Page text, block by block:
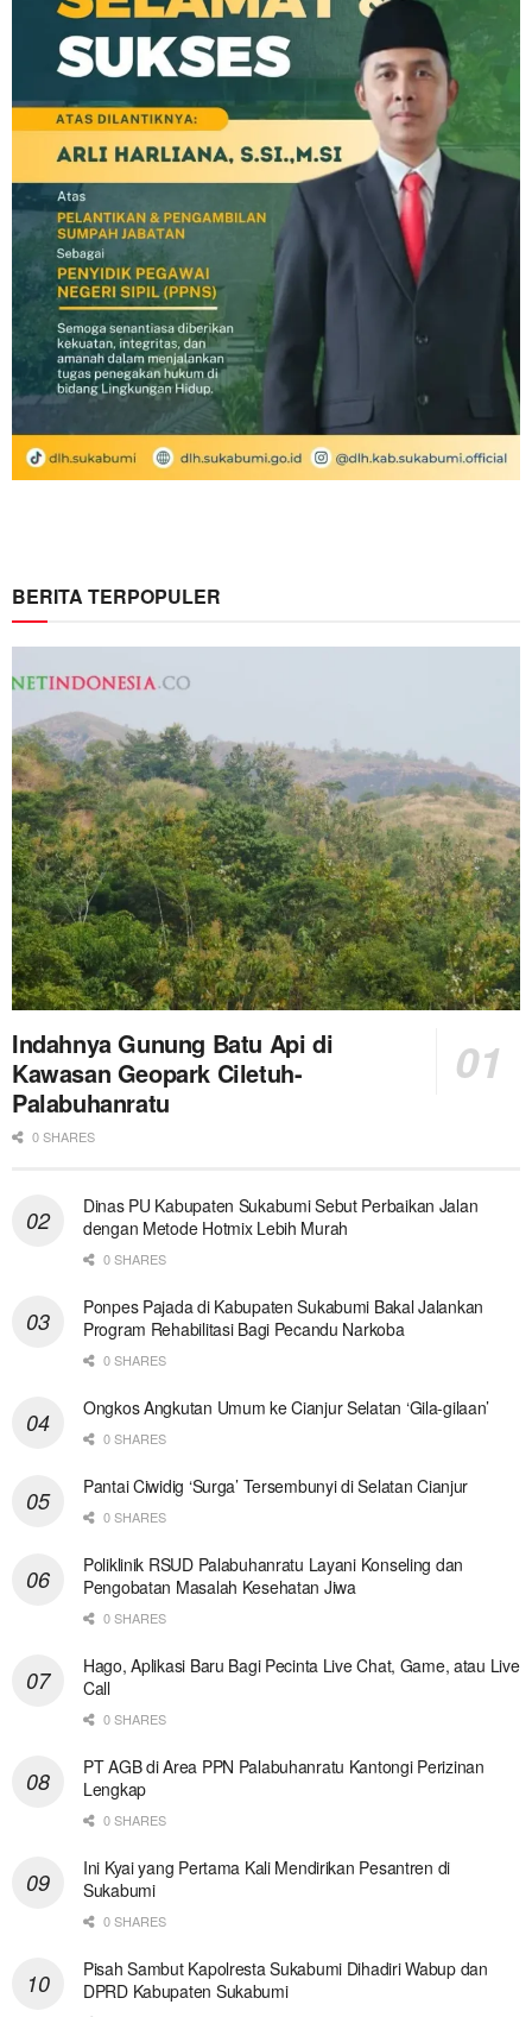
BERITA TERPOPULER
Indahnya Gunung Batu Api di
Kawasan Geopark Ciletuh-
Palabuhanratu
0 SHARES
Dinas PU Kabupaten Sukabumi Sebut Perbaikan Jalan
dengan Metode Hotmix Lebih Murah
0 SHARES
Ponpes Pajada di Kabupaten Sukabumi Bakal Jalankan
Program Rehabilitasi Bagi Pecandu Narkoba
0 SHARES
Ongkos Angkutan Umum ke Cianjur Selatan ‘Gila-gilaan’
0 SHARES
Pantai Ciwidig ‘Surga’ Tersembunyi di Selatan Cianjur
0 SHARES
Poliklinik RSUD Palabuhanratu Layani Konseling dan
Pengobatan Masalah Kesehatan Jiwa
0 SHARES
Hago, Aplikasi Baru Bagi Pecinta Live Chat, Game, atau Live
Call
0 SHARES
PT AGB di Area PPN Palabuhanratu Kantongi Perizinan
Lengkap
0 SHARES
Ini Kyai yang Pertama Kali Mendirikan Pesantren di
Sukabumi
0 SHARES
Pisah Sambut Kapolresta Sukabumi Dihadiri Wabup dan
DPRD Kabupaten Sukabumi